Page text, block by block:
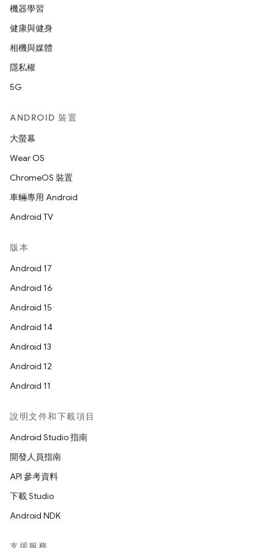
機器學習
健康與健身
相機與媒體
隱私權
5G
ANDROID 裝置
大螢幕
Wear OS
ChromeOS 裝置
車輛專用 Android
Android TV
版本
Android 17
Android 16
Android 15
Android 14
Android 13
Android 12
Android 11
說明文件和下載項目
Android Studio 指南
開發人員指南
API 參考資料
下載 Studio
Android NDK